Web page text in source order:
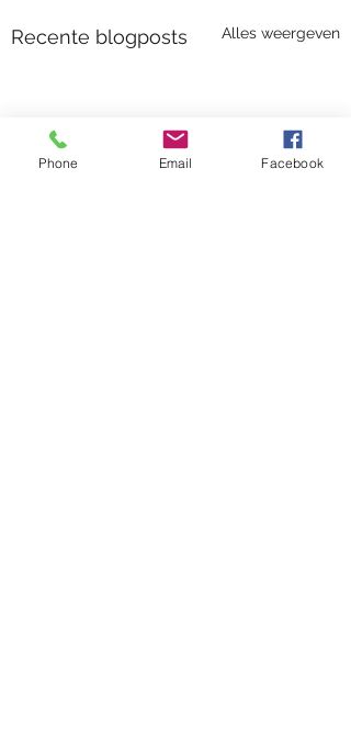
Recente blogposts Alles weergeven
Phone Email Facebook